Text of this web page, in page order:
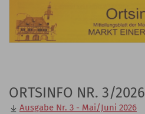
ORTSINFO NR. 3/2026
Ausgabe Nr. 3 - Mai/Juni 2026